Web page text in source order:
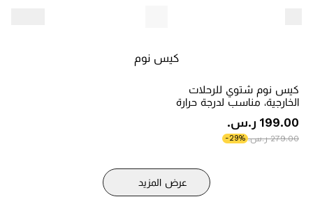
كيس نوم
كيس نوم شتوي للرحلات
الخارجية، مناسب لدرجة حرارة
مقاس 200x120 سم
‫199.00 ر.س.‬
‫279.00 ر.س.‬ -29%
عرض المزيد